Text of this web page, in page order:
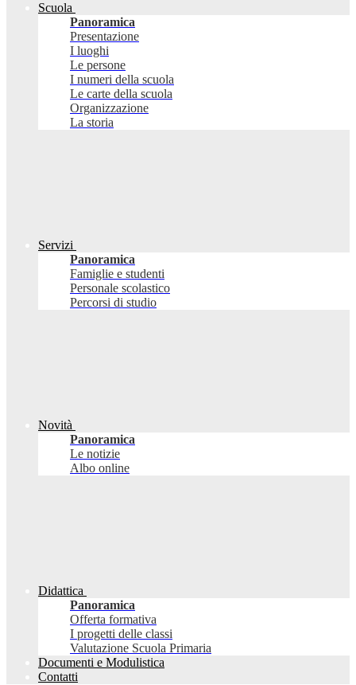
Scuola
Panoramica
Presentazione
I luoghi
Le persone
I numeri della scuola
Le carte della scuola
Organizzazione
La storia
Servizi
Panoramica
Famiglie e studenti
Personale scolastico
Percorsi di studio
Novità
Panoramica
Le notizie
Albo online
Didattica
Panoramica
Offerta formativa
I progetti delle classi
Valutazione Scuola Primaria
Documenti e Modulistica
Contatti